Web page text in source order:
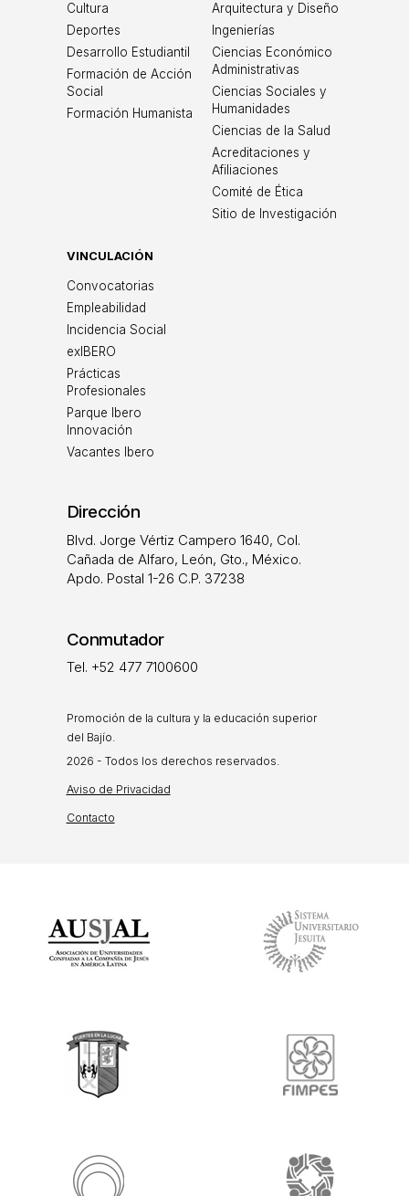
Cultura
Deportes
Desarrollo Estudiantil
Formación de Acción
Social
Formación Humanista
Arquitectura y Diseño
Ingenierías
Ciencias Económico
Administrativas
Ciencias Sociales y
Humanidades
Ciencias de la Salud
Acreditaciones y
Afiliaciones
Comité de Ética
Sitio de Investigación
VINCULACIÓN
Convocatorias
Empleabilidad
Incidencia Social
exIBERO
Prácticas
Profesionales
Parque Ibero
Innovación
Vacantes Ibero
Dirección
Blvd. Jorge Vértiz Campero 1640, Col.
Cañada de Alfaro, León, Gto., México.
Apdo. Postal 1-26 C.P. 37238
Conmutador
Tel. +52 477 7100600
Promoción de la cultura y la educación superior
del Bajío.
2026 - Todos los derechos reservados.
Aviso de Privacidad
Contacto